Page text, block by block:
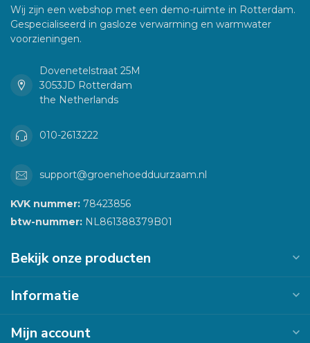
Wij zijn een webshop met een demo-ruimte in Rotterdam.
Gespecialiseerd in gasloze verwarming en warmwater
voorzieningen.
Dovenetelstraat 25M
3053JD Rotterdam
the Netherlands
010-2613222
support@groenehoedduurzaam.nl
KVK nummer: 78423856
btw-nummer: NL861388379B01
Bekijk onze producten
Informatie
Mijn account